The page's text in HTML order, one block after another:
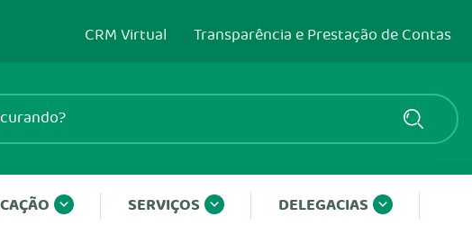
CRM Virtual Transparência e Prestação de Contas
SERVIÇOS DELEGACIAS